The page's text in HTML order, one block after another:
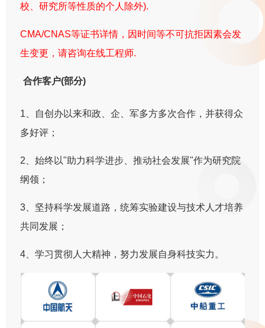
校、研究所等性质的个人除外).
CMA/CNAS等证书详情，因时间等不可抗拒因素会发
生变更，请咨询在线工程师.
合作客户(部分)
1、自创办以来和政、企、军多方多次合作，并获得众
多好评；
2、始终以"助力科学进步、推动社会发展"作为研究院
纲领；
3、坚持科学发展道路，统筹实验建设与技术人才培养
共同发展；
4、学习贯彻人大精神，努力发展自身科技实力。